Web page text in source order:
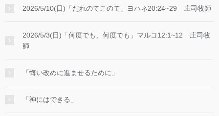
2026/5/10(日)「だれのてこのて」ヨハネ20:24~29 庄司牧師
2026/5/3(日)「何度でも、何度でも」マルコ12:1~12 庄司牧
師
「悔い改めに進ませるために」
「神にはできる」